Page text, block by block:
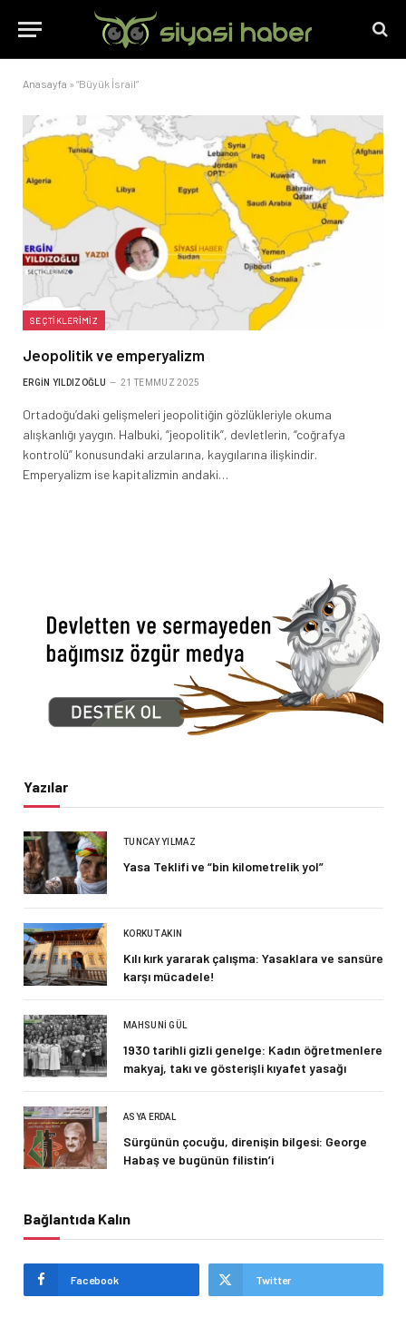
Anasayfa » “Büyük İsrail”
SEÇTIKLERIMIZ
Jeopolitik ve emperyalizm
ERGIN YILDIZOĞLU 21 TEMMUZ 2025
Ortadoğu’daki gelişmeleri jeopolitiğin gözlükleriyle okuma
alışkanlığı yaygın. Halbuki, “jeopolitik”, devletlerin, “coğrafya
kontrolü” konusundaki arzularına, kaygılarına ilişkindir.
Emperyalizm ise kapitalizmin andaki…
Yazılar
TUNCAY YILMAZ
Yasa Teklifi ve “bin kilometrelik yol”
KORKUT AKIN
Kılı kırk yararak çalışma: Yasaklara ve sansüre
karşı mücadele!
MAHSUNI GÜL
1930 tarihli gizli genelge: Kadın öğretmenlere
makyaj, takı ve gösterişli kıyafet yasağı
ASYA ERDAL
Sürgünün çocuğu, direnişin bilgesi: George
Habaş ve bugünün filistin’i
Bağlantıda Kalın
Facebook Twitter